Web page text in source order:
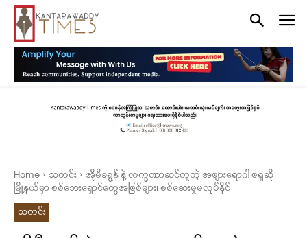
Home သတင်း
အိုမီခရွန် နဲ့ လက္ခဏာဆင်တူတဲ့ အဖျားရောဂါ ဖရူဆို
မြို့နယ်မှာ စစ်ဘေးရှောင်တွေအဖြစ်များ၊ စစ်ဆေးမှုမလုပ်နိုင်
သတင်း